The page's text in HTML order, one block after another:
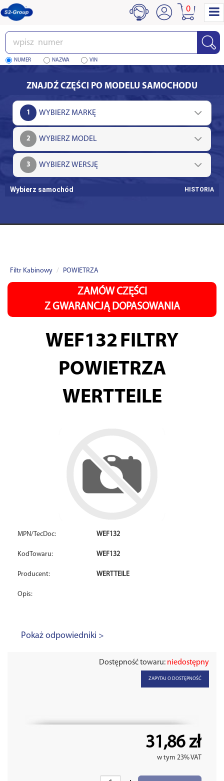
Wpisz
numer
NUMER NAZWA VIN
0
ZNAJDŹ CZĘŚCI PO MODELU SAMOCHODU
1
2
3
Wybierz samochód HISTORIA
Filtr Kabinowy POWIETRZA
ZAMÓW CZĘŚCI
Z GWARANCJĄ DOPASOWANIA
WEF132 FILTRY
POWIETRZA
WERTTEILE
MPN/TecDoc: WEF132
KodTowaru: WEF132
Producent: WERTTEILE
Opis:
Pokaż odpowiedniki >
Dostępność towaru: niedostępny
ZAPYTAJ O DOSTĘPNOŚĆ
31,86 zł
w tym 23% VAT